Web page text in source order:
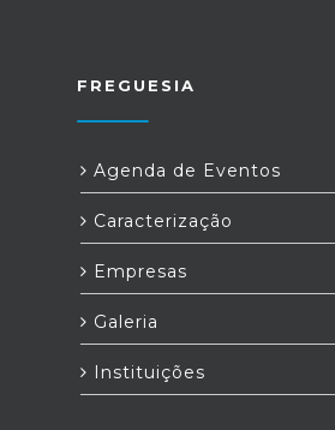
FREGUESIA
Agenda de Eventos
Caracterização
Empresas
Galeria
Instituições